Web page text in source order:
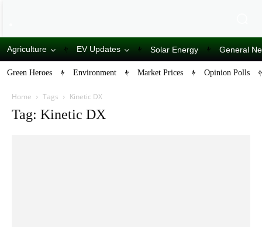
Agriculture EV Updates Solar Energy General
Green Heroes Environment Market Prices Opinion Polls
Home Tags Kinetic DX
Tag: Kinetic DX